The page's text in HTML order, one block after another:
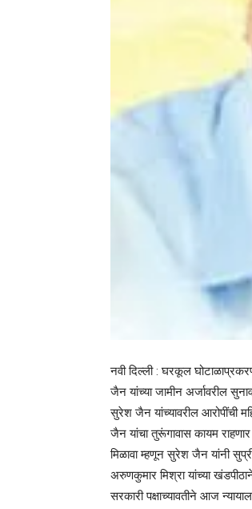
नवी दिल्ली : घरकूल
जैन यांच्या जामीन अर्जावरील
सुरेश जैन यांच्यावरील आरोपींची
जैन यांचा तुरूंगावास कायम
मिळावा म्हणून सुरेश जैन यांनी
अरुणकुमार मिश्रा यांच्या
सरकारी पक्षाच्यावतीने आज